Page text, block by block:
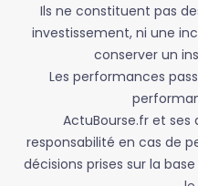
Ils ne constituent pas
investissement, ni une
conserver un
Les performances
ActuBourse.fr et
responsabilité en cas de
décisions prises sur la